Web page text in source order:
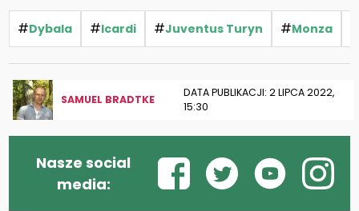
#Dybala #Icardi #Juventus Turyn #Monza
SAMUEL BRADTKE
DATA PUBLIKACJI: 2 LIPCA 2022,
15:30
Nasze social
media: